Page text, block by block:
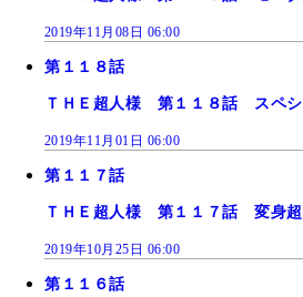
2019年11月08日 06:00
第１１８話
ＴＨＥ超人様 第１１８話 スペシ
2019年11月01日 06:00
第１１７話
ＴＨＥ超人様 第１１７話 変身超
2019年10月25日 06:00
第１１６話